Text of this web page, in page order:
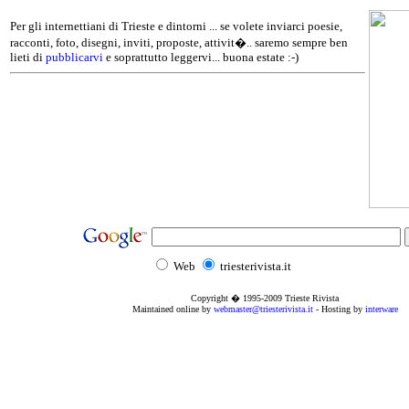
Per gli internettiani di Trieste e dintorni ... se volete inviarci poesie,
racconti, foto, disegni, inviti, proposte, attivit�.. saremo sempre ben
lieti di pubblicarvi e soprattutto leggervi... buona estate :-)
Web triesterivista.it
Copyright � 1995-2009 Trieste Rivista
Maintained online by webmaster@triesterivista.it- Hosting by interware